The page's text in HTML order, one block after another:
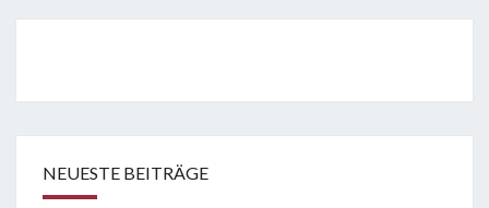
NEUESTE BEITRÄGE